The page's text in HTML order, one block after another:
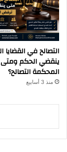
التصالح في القضايا
ينقضي الحكم
المحكمة التصالح؟
منذ 3 أسابيع